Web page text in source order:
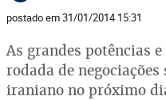
postado em 31/01/2014 15:31
As grandes potências
rodada de
iraniano no próximo